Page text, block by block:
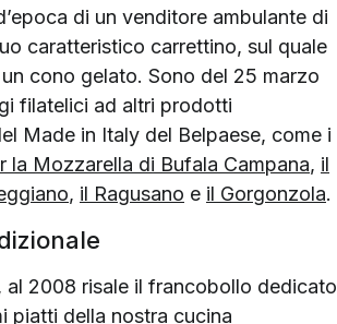
di un venditore ambulante di
caratteristico carrettino, sul quale
cono gelato. Sono del 25 marzo
filatelici ad altri prodotti
Made in Italy del Belpaese, come i
la Mozzarella di Bufala Campana, il
, il Ragusano e il Gorgonzola.
al 2008 risale il francobollo dedicato
piatti della nostra cucina